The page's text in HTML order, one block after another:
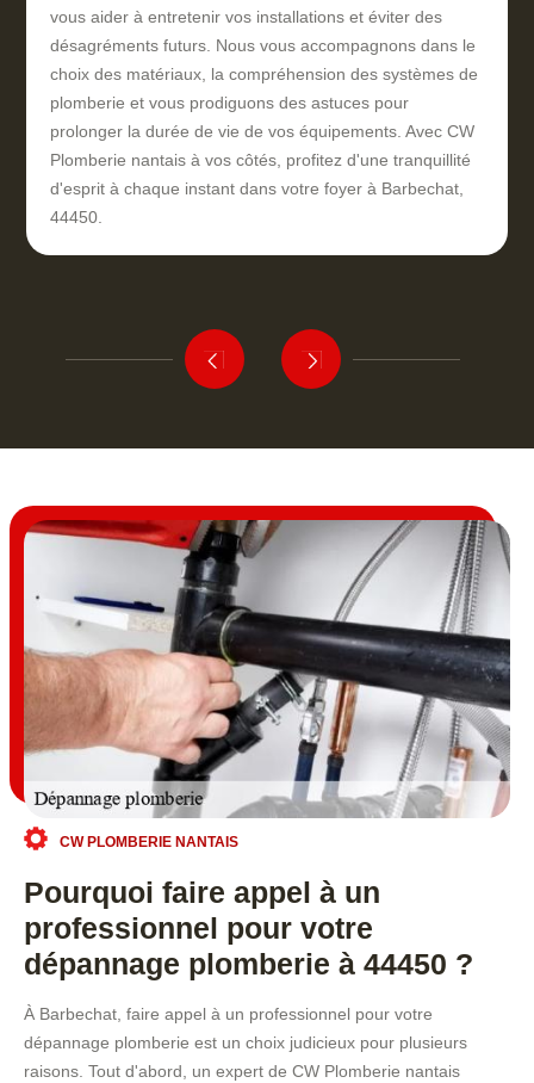
vous aider à entretenir vos installations et éviter des
désagréments futurs. Nous vous accompagnons dans le
choix des matériaux, la compréhension des systèmes de
plomberie et vous prodiguons des astuces pour
prolonger la durée de vie de vos équipements. Avec CW
Plomberie nantais à vos côtés, profitez d'une tranquillité
d'esprit à chaque instant dans votre foyer à Barbechat,
44450.
CW PLOMBERIE NANTAIS
Pourquoi faire appel à un
professionnel pour votre
dépannage plomberie à 44450 ?
À Barbechat, faire appel à un professionnel pour votre
dépannage plomberie est un choix judicieux pour plusieurs
raisons. Tout d'abord, un expert de CW Plomberie nantais